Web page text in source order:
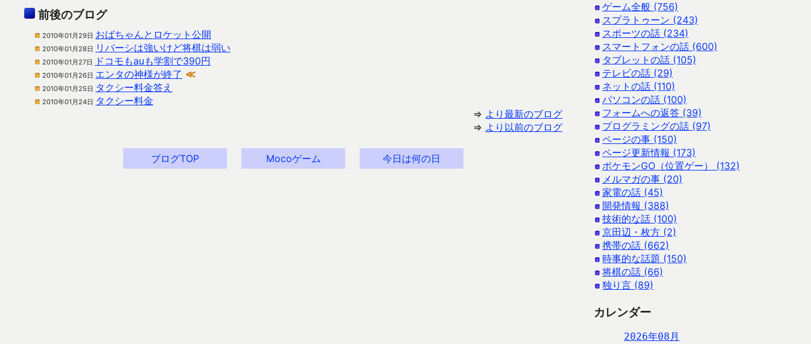
前後のブログ
2010年01月29日 おばちゃんとロケット公開
2010年01月28日 リバーシは強いけど将棋は弱い
2010年01月27日 ドコモもauも学割で390円
2010年01月26日 エンタの神様が終了 ≪
2010年01月25日 タクシー料金答え
2010年01月24日 タクシー料金
⇒ より最新のブログ
⇒ より以前のブログ
ブログTOP Mocoゲーム 今日は何の日
ゲーム全般 (756)
スプラトゥーン (243)
スポーツの話 (234)
スマートフォンの話 (600)
タブレットの話 (105)
テレビの話 (29)
ネットの話 (110)
パソコンの話 (100)
フォームへの返答 (39)
プログラミングの話 (97)
ページの事 (150)
ページ更新情報 (173)
ポケモンGO（位置ゲー） (132)
メルマガの事 (20)
家電の話 (45)
開発情報 (388)
技術的な話 (100)
京田辺・枚方 (2)
携帯の話 (662)
時事的な話題 (150)
将棋の話 (66)
独り言 (89)
カレンダー
2026年08月